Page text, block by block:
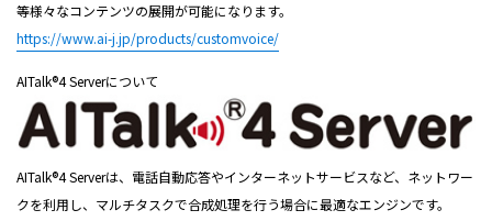
等様々なコンテンツの展開が可能になります。
https://www.ai-j.jp/products/customvoice/
AITalk®4 Serverについて
AITalk®4 Serverは、電話自動応答やインターネットサービスなど、ネットワー
クを利用し、マルチタスクで合成処理を行う場合に最適なエンジンです。